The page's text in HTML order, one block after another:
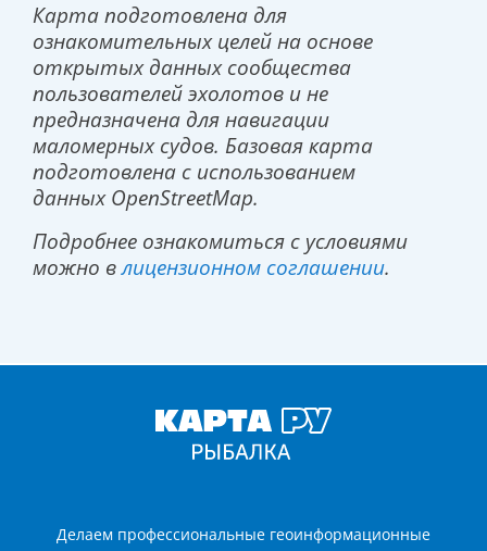
Карта подготовлена для
ознакомительных целей на основе
открытых данных сообщества
пользователей эхолотов и не
предназначена для навигации
маломерных судов. Базовая карта
подготовлена с использованием
данных OpenStreetMap.
Подробнее ознакомиться с условиями
можно влицензионном соглашении.
Делаем профессиональные геоинформационные